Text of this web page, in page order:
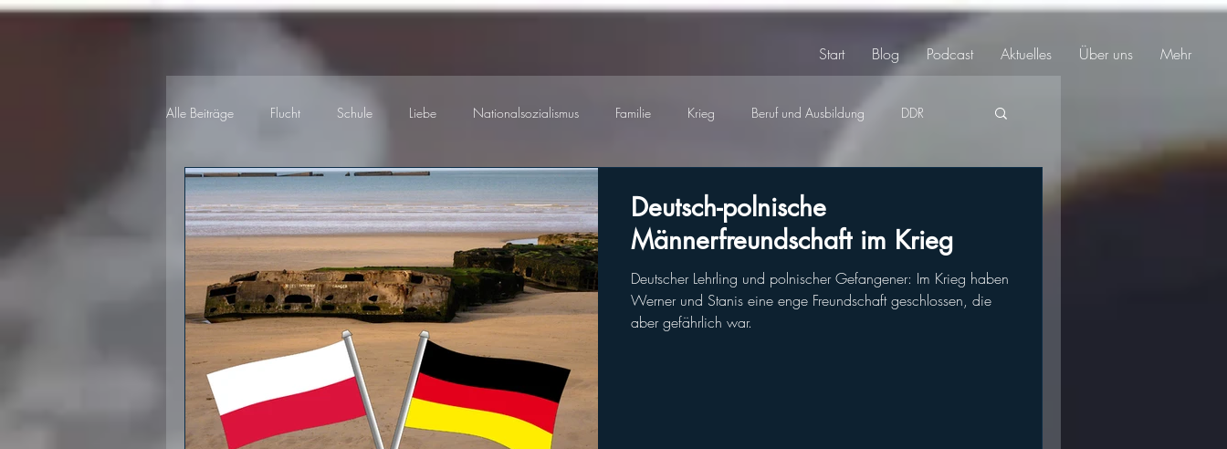
Start Blog Podcast Aktuelles Über uns Mehr
Alle Beiträge Flucht Schule Liebe Nationalsozialismus Familie Krieg Beruf und Ausbildung DDR
Auto Feste
Deutsch-polnische
Männerfreundschaft im Krieg
Deutscher Lehrling und polnischer Gefangener: Im Krieg haben
Werner und Stanis eine enge Freundschaft geschlossen, die
aber gefährlich war.